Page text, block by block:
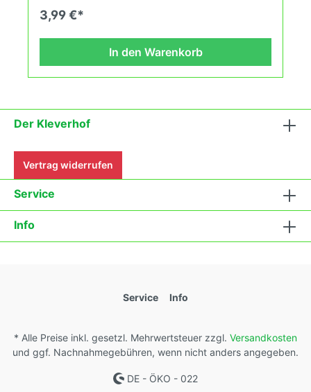
Früchte: rosé, rund gerippt, 200-400g Das
Tomatensaatgut wird ausdrücklich als
(Heizdecke). Durch unsere Erhaltungszüchtung
passen wir alte und neue Tomatensorten den sich
an. Damit wird die Tomatenvielfalt gefördert die du
in deinem Gewächshaus, Hausgarten, auf der
Terasse oder auf dem Balkon erleben kannst.
3,99 €*
In den Warenkorb
Der Kleverhof
Vertrag widerrufen
Service
Info
Service Info
* Alle Preise inkl. gesetzl. Mehrwertsteuer zzgl. Versandkosten
und ggf. Nachnahmegebühren, wenn nicht anders angegeben.
DE - ÖKO - 022